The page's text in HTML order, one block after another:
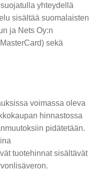
yhteydellä
sisältää suomalaisten
ja Nets Oy:n
sekä
voimassa oleva
hinnastossa
pidätetään.
tuotehinnat sisältävät